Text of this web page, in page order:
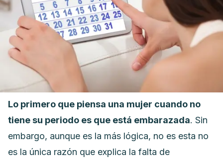
Lo primero que piensa una mujer cuando no
tiene su periodo es que está embarazada. Sin
embargo, aunque es la más lógica, no es esta no
es la única razón que explica la falta de